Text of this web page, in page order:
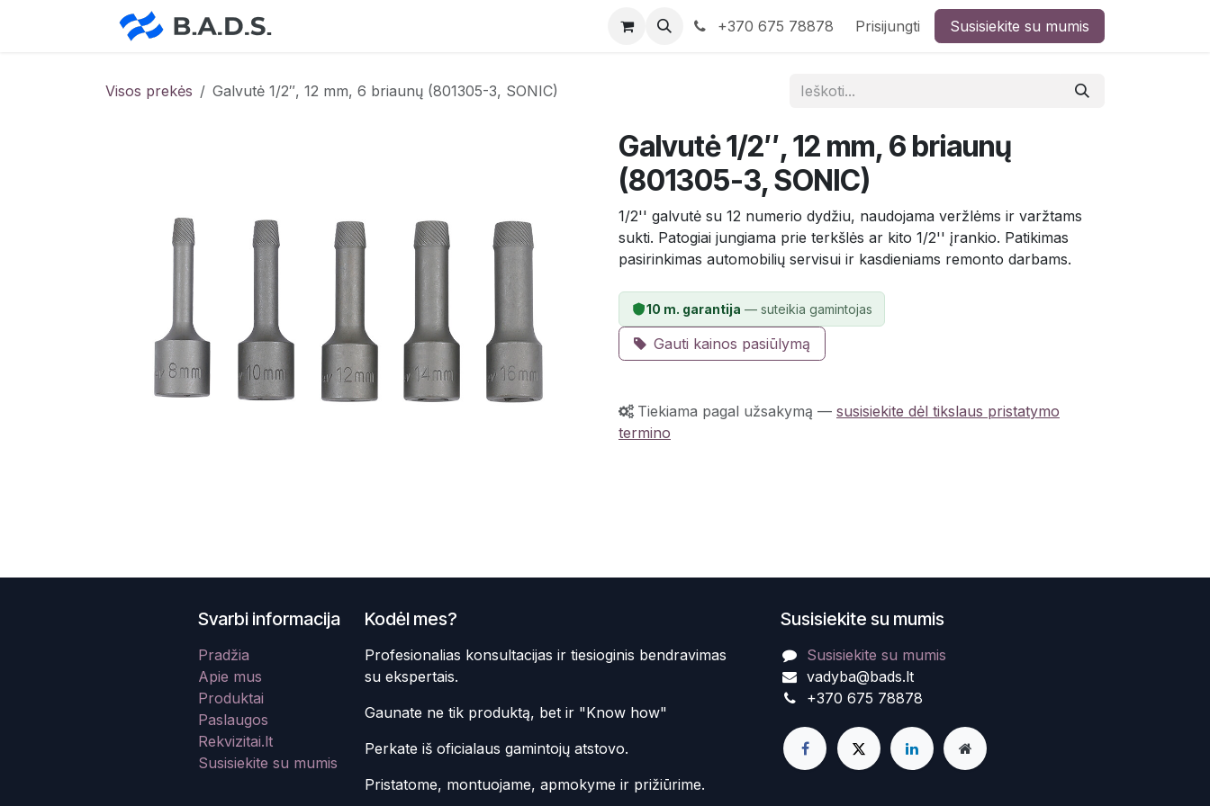
+370 675 78878 Prisijungti Susisiekite su mumis
Visos prekės Galvutė 1/2″, 12 mm, 6 briaunų (801305-3, SONIC)
Galvutė 1/2″, 12 mm, 6 briaunų
(801305-3, SONIC)
1/2'' galvutė su 12 numerio dydžiu, naudojama veržlėms ir varžtams
sukti. Patogiai jungiama prie terkšlės ar kito 1/2'' įrankio. Patikimas
pasirinkimas automobilių servisui ir kasdieniams remonto darbams.
10 m. garantija — suteikia gamintojas
Gauti kainos pasiūlymą
Tiekiama pagal užsakymą — susisiekite dėl tikslaus pristatymo
termino
Susisiekite su mumis
Susisiekite su mumis
vadyba@bads.lt
+370 675 78878
Kodėl mes?
Profesionalias konsultacijas ir tiesioginis bendravimas
su ekspertais.
Gaunate ne tik produktą, bet ir "Know how"
Perkate iš oficialaus gamintojų atstovo.
Pristatome, montuojame, apmokyme ir prižiūrime.
Svarbi informacija
Pradžia
Apie mus
Produktai
Paslaugos
Rekvizitai.lt
Susisiekite su mumis